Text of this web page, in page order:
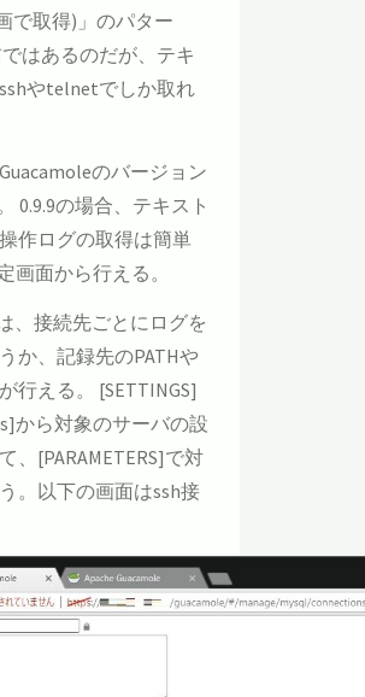
で取得)」のパター
はあるのだが、テキ
やtelnetでしか取れ
のバージョン
0.9.9の場合、テキスト
作ログの取得は簡単
画面から行える。
、接続先ごとにログを
か、記録先のPATHや
行える。 [SETTINGS]
から対象のサーバの設
、[PARAMETERS]で対
。以下の画面はssh接